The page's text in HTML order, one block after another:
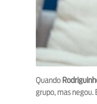
Quando
grupo, mas